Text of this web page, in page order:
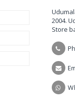
2004.
Store